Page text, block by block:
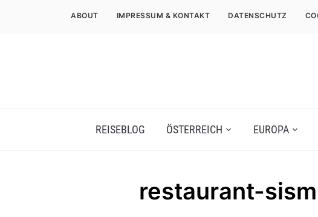
ABOUT IMPRESSUM & KONTAKT DATENSCHUTZ
REISEBLOG ÖSTERREICH EUROPA
restaurant-